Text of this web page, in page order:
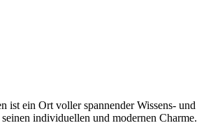
ein Ort voller spannender Wissens-
individuellen und modernen